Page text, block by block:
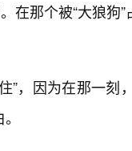
在那个被“大狼
”，因为在那一